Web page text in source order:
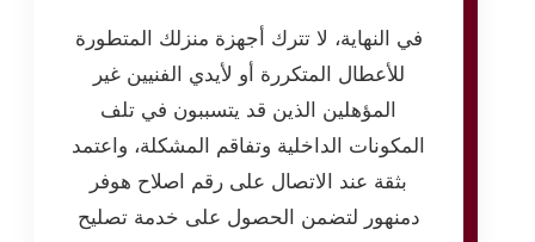
في النهاية، لا تترك أجهزة منزلك المتطورة
للأعطال المتكررة أو لأيدي الفنيين غير
المؤهلين الذين قد يتسببون في تلف
المكونات الداخلية وتفاقم المشكلة، واعتمد
بثقة عند الاتصال على رقم اصلاح هوفر
دمنهور لتضمن الحصول على خدمة تصليح